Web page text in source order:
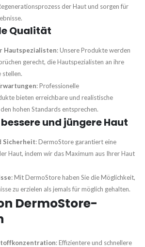
der Haut und sorgen für
Qualität
Hautspezialisten: Unsere Produkte werden
gerecht, die Hautspezialisten an ihre
stellen.
: Professionelle
bieten erreichbare und realistische
hohen Standards entsprechen.
und jüngere Haut
Sicherheit: DermoStore garantiert eine
Haut, indem wir das Maximum aus Ihrer Haut
: Mit DermoStore haben Sie die Möglichkeit,
zu erzielen als jemals für möglich gehalten.
DermoStore-
: Effizientere und schnellere